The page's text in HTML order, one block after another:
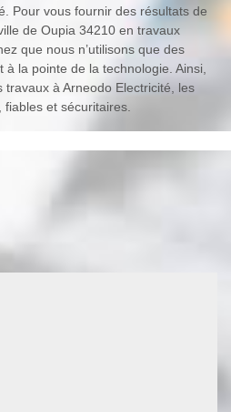
Pour vous fournir des résultats de
de Oupia 34210 en travaux
que nous n’utilisons que des
la pointe de la technologie. Ainsi,
travaux à Arneodo Electricité, les
et sécuritaires.